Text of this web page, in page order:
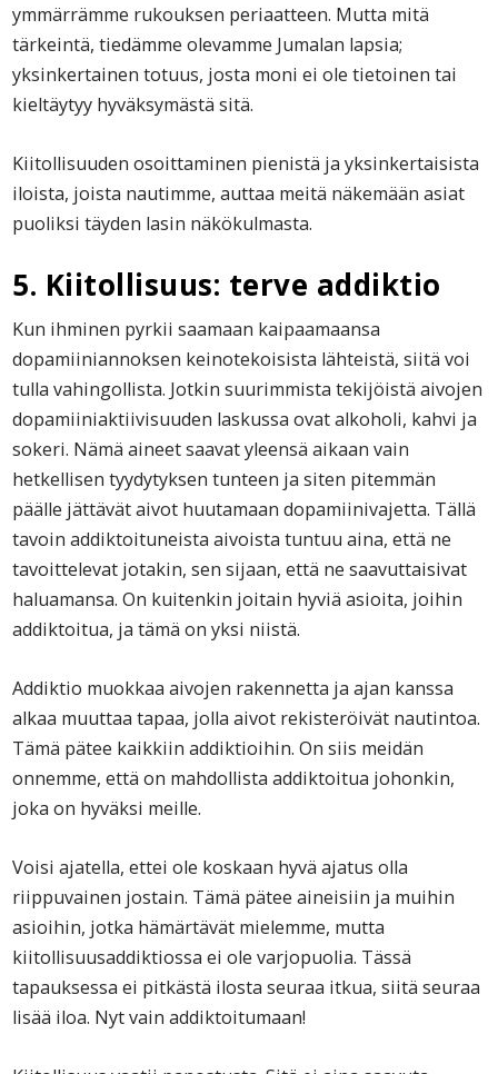
ymmärrämme rukouksen periaatteen. Mutta mitä
tärkeintä, tiedämme olevamme Jumalan lapsia;
yksinkertainen totuus, josta moni ei ole tietoinen tai
kieltäytyy hyväksymästä sitä.
Kiitollisuuden osoittaminen pienistä ja yksinkertaisista
iloista, joista nautimme, auttaa meitä näkemään asiat
puoliksi täyden lasin näkökulmasta.
5. Kiitollisuus: terve addiktio
Kun ihminen pyrkii saamaan kaipaamaansa
dopamiiniannoksen keinotekoisista lähteistä, siitä voi
tulla vahingollista. Jotkin suurimmista tekijöistä aivojen
dopamiiniaktiivisuuden laskussa ovat alkoholi, kahvi ja
sokeri. Nämä aineet saavat yleensä aikaan vain
hetkellisen tyydytyksen tunteen ja siten pitemmän
päälle jättävät aivot huutamaan dopamiinivajetta. Tällä
tavoin addiktoituneista aivoista tuntuu aina, että ne
tavoittelevat jotakin, sen sijaan, että ne saavuttaisivat
haluamansa. On kuitenkin joitain hyviä asioita, joihin
addiktoitua, ja tämä on yksi niistä.
Addiktio muokkaa aivojen rakennetta ja ajan kanssa
alkaa muuttaa tapaa, jolla aivot rekisteröivät nautintoa.
Tämä pätee kaikkiin addiktioihin. On siis meidän
onnemme, että on mahdollista addiktoitua johonkin,
joka on hyväksi meille.
Voisi ajatella, ettei ole koskaan hyvä ajatus olla
riippuvainen jostain. Tämä pätee aineisiin ja muihin
asioihin, jotka hämärtävät mielemme, mutta
kiitollisuusaddiktiossa ei ole varjopuolia. Tässä
tapauksessa ei pitkästä ilosta seuraa itkua, siitä seuraa
lisää iloa. Nyt vain addiktoitumaan!